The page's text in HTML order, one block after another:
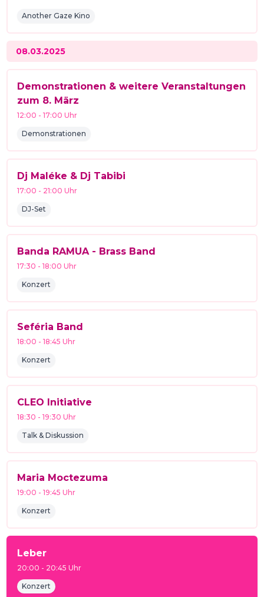
Another Gaze Kino
08.03.2025
Demonstrationen & weitere Veranstaltungen
zum 8. März
12:00 -17:00 Uhr
Demonstrationen
Dj Maléke & Dj Tabibi
17:00 - 21:00 Uhr
DJ-Set
Banda RAMUA - Brass Band
17:30 -18:00 Uhr
Konzert
Seféria Band
18:00 -18:45 Uhr
Konzert
CLEO Initiative
18:30 -19:30 Uhr
Talk & Diskussion
Maria Moctezuma
19:00 -19:45 Uhr
Konzert
Leber
20:00 - 20:45 Uhr
Konzert